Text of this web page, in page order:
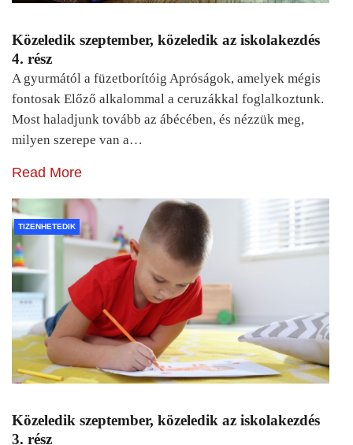
Közeledik szeptember, közeledik az iskolakezdés
4. rész
A gyurmától a füzetborítóig Apróságok, amelyek mégis
fontosak Előző alkalommal a ceruzákkal foglalkoztunk.
Most haladjunk tovább az ábécében, és nézzük meg,
milyen szerepe van a…
Read More
TIZENHETEDIK
Közeledik szeptember, közeledik az iskolakezdés
3. rész